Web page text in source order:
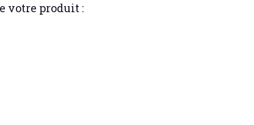
votre produit :